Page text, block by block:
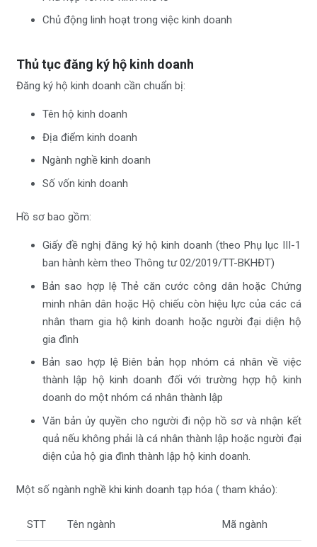
Chủ động linh hoạt trong việc kinh doanh
Thủ tục đăng ký hộ kinh doanh
Đăng ký hộ kinh doanh cần chuẩn bị:
Tên hộ kinh doanh
Địa điểm kinh doanh
Ngành nghề kinh doanh
Số vốn kinh doanh
Hồ sơ bao gồm:
Giấy đề nghị đăng ký hộ kinh doanh (theo Phụ lục III-1
ban hành kèm theo Thông tư 02/2019/TT-BKHĐT)
Bản sao hợp lệ Thẻ căn cước công dân hoặc Chứng
minh nhân dân hoặc Hộ chiếu còn hiệu lực của các cá
nhân tham gia hộ kinh doanh hoặc người đại diện hộ
gia đình
Bản sao hợp lệ Biên bản họp nhóm cá nhân về việc
thành lập hộ kinh doanh đối với trường hợp hộ kinh
doanh do một nhóm cá nhân thành lập
Văn bản ủy quyền cho người đi nộp hồ sơ và nhận kết
quả nếu không phải là cá nhân thành lập hoặc người đại
diện của hộ gia đình thành lập hộ kinh doanh.
Một số ngành nghề khi kinh doanh tạp hóa ( tham khảo):
STT Tên ngành Mã ngành